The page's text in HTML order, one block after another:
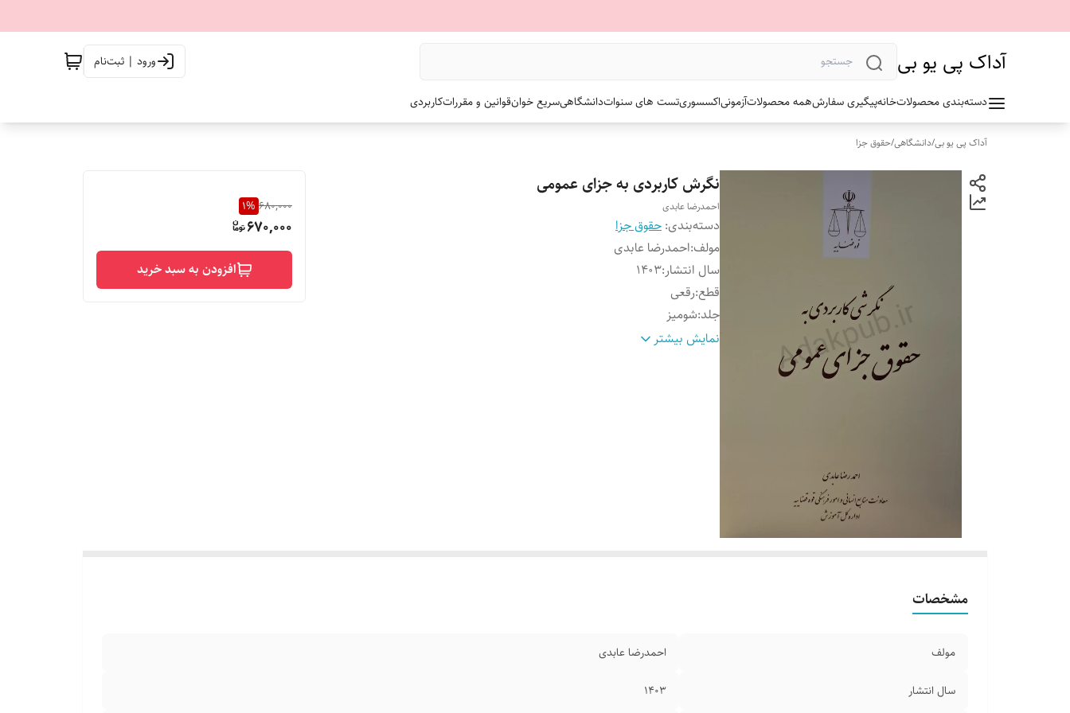
آداک پی یو بی ورود | ثبت‌نام
دسته‌بندی محصولاتخانهپیگیری سفارشهمه محصولاتآزمونیاکسسوریتست های سنواتدانشگاهیسریع خوانقوانین و مقرراتکاربردی
آداک پی یو بی/دانشگاهی/حقوق جزا
نگرش کاربردی به جزای عمومی
احمدرضا عابدی
دسته‌بندی: حقوق جزا
مولف:احمدرضا عابدی
سال انتشار:۱۴۰۳
قطع:رقعی
جلد:شومیز
تعداد صفحات :۴۶۴ نمایش بیشتر
680,000
1%
670,000
افزودن به سبد خرید
مشخصات
مولف احمدرضا عابدی
سال انتشار ۱۴۰۳